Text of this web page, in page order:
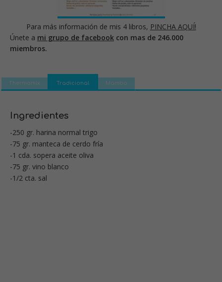
Para más información de mis 4 libros, PINCHA AQUÍ!
Únete a mi grupo de facebook con mas de 246.000
miembros.
Thermomix Tradicional Mambo
Ingredientes
-250 gr. harina normal trigo
-75 gr. manteca de cerdo fría
-1 cda. sopera aceite oliva
-75 gr. vino blanco
-1/2 cta. sal